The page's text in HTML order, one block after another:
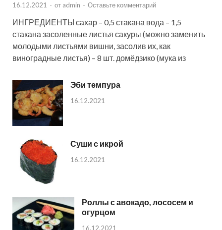
16.12.2021 - от admin - Оставьте комментарий
ИНГРЕДИЕНТЫ сахар – 0,5 стакана вода – 1,5
стакана засоленные листья сакуры (можно заменить
молодыми листьями вишни, засолив их, как
виноградные листья) – 8 шт. домёдзико (мука из
Эби темпура
16.12.2021
Суши с икрой
16.12.2021
Роллы с авокадо, лососем и
огурцом
16.12.2021